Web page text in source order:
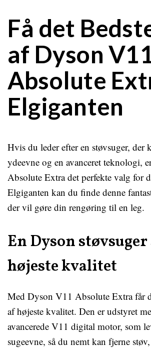
Få det
af Dyson
Absolute
Elgiganten
Hvis du leder efter en støvsuger, der
ydeevne og en avanceret teknologi,
Absolute Extra det perfekte valg for
Elgiganten kan du finde denne
der vil gøre din rengøring til en leg.
En Dyson
højeste kvalitet
Med Dyson V11 Absolute Extra får
af højeste kvalitet. Den er udstyret
avancerede V11 digital motor, som
sugeevne, så du nemt kan fjerne